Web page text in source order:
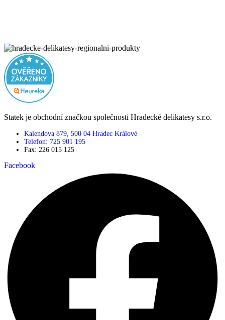
Statek je obchodní značkou společnosti Hradecké delikatesy s.r.o.
Kalendova 879, 500 04 Hradec Králové
Telefon: 725 901 195
Fax: 226 015 125
Facebook